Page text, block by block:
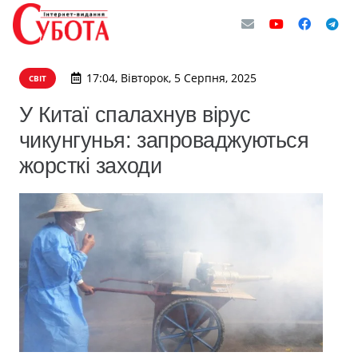
СВІТ 17:04, Вівторок, 5 Серпня, 2025
У Китаї спалахнув вірус
чикунгунья: запроваджуються
жорсткі заходи